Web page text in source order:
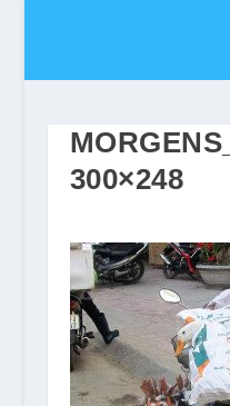
300×248